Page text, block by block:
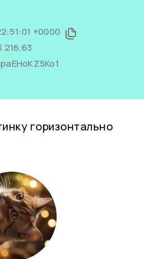
+0000
горизонтально